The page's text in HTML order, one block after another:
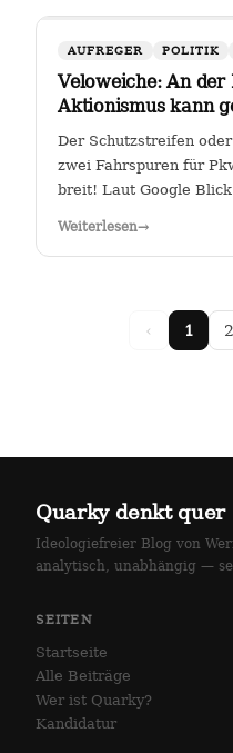
AUFREGER POLITIK
Veloweiche: An
Aktionismus kann
Der Schutzstreifen
zwei Fahrspuren für
breit! Laut Google
Weiterlesen→
‹ 1 2
Quarky denkt quer
Ideologiefreier Blog von
analytisch, unabhängig —
SEITEN
Startseite
Alle Beiträge
Wer ist Quarky?
Kandidatur